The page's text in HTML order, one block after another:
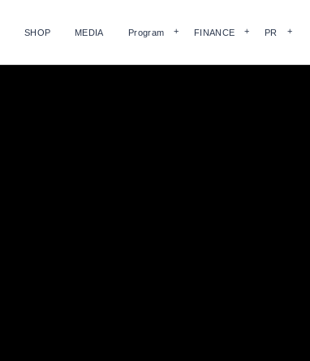
SHOP MEDIA Program FINANCE PR